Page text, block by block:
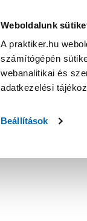
Weboldalunk
A praktiker.hu
számítógépén
webanalitikai és
adatkezelési
Beállítások